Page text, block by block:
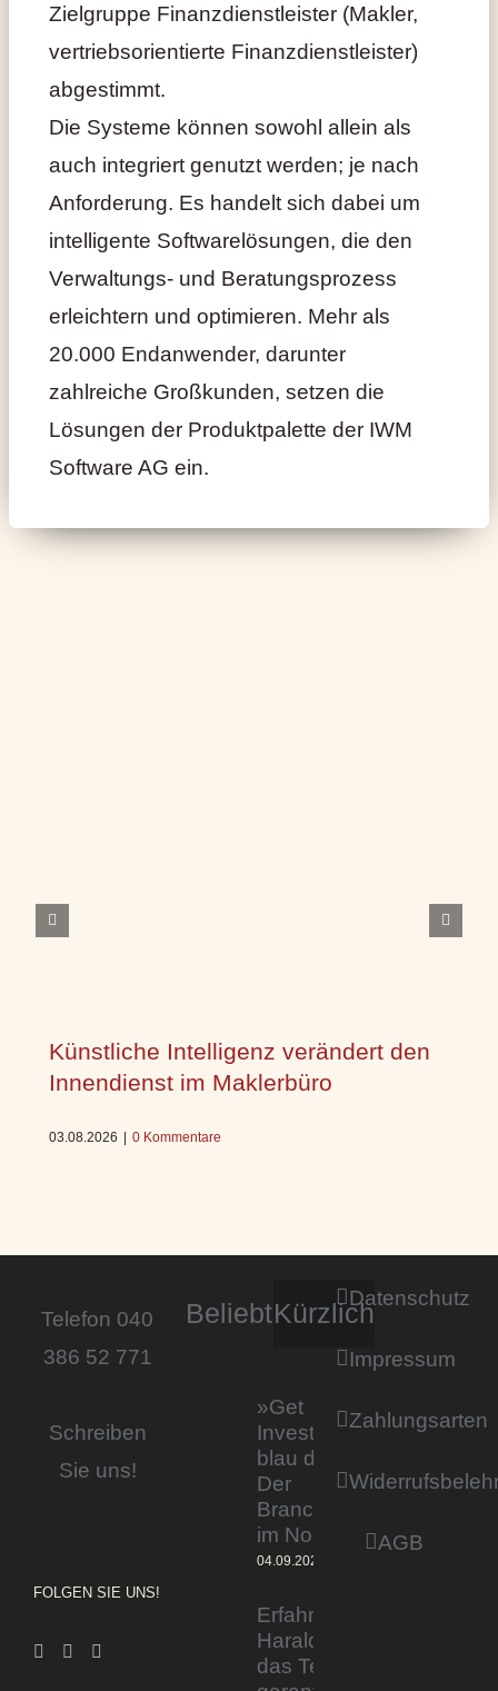
Zielgruppe Finanzdienstleister (Makler,
vertriebsorientierte Finanzdienstleister)
abgestimmt.
Die Systeme können sowohl allein als
auch integriert genutzt werden; je nach
Anforderung. Es handelt sich dabei um
intelligente Softwarelösungen, die den
Verwaltungs- und Beratungsprozess
erleichtern und optimieren. Mehr als
20.000 Endanwender, darunter
zahlreiche Großkunden, setzen die
Lösungen der Produktpalette der IWM
Software AG ein.
Künstliche Intelligenz verändert den
Innendienst im Maklerbüro
03.08.2026 | 0 Kommentare
Telefon 040
386 52 771
Schreiben
Sie uns!
FOLGEN SIE UNS!
BeliebtKürzlich
»Get
Invested by
blau direkt«:
Der
Branchentag
im Norden
04.09.2023
Erfahrener Experte
Harald Wesely stärkt
das Team von
Datenschutz
Impressum
Zahlungsarten
AGB